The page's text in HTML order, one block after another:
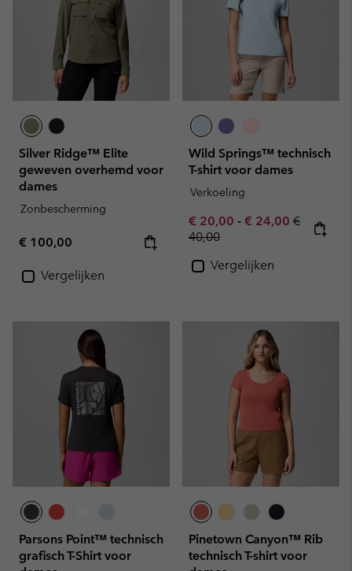
Silver Ridge™ Elite
geweven overhemd voor
dames
Zonbescherming
Regular price:
€ 100,00
Vergelijken
Wild Springs™ technisch
T-shirt voor dames
Verkoeling
Minimum sale price:
€ 20,00 - Maximum sale
€ 24,00 Regular
€
40,00
Vergelijken
Parsons Point™ technisch
grafisch T-Shirt voor
Pinetown Canyon™ Rib
technisch T-shirt voor